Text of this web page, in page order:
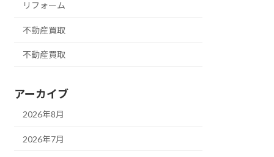
リフォーム
不動産買取
不動産買取
アーカイブ
2026年8月
2026年7月